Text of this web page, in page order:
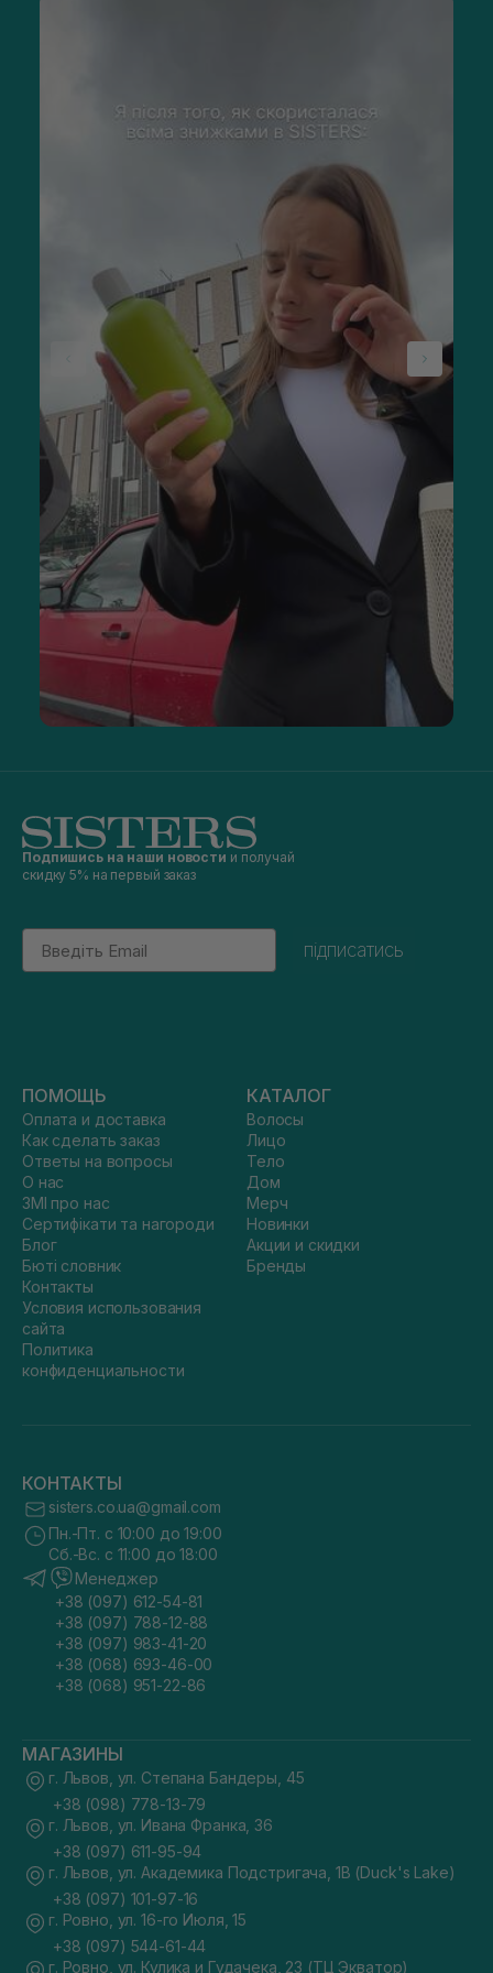
Подпишись на наши новости и получай
скидку 5% на первый заказ
Email
підписатись
ПОМОЩЬ
Оплата и доставка
Как сделать заказ
Ответы на вопросы
О нас
ЗМІ про нас
Сертифікати та нагороди
Блог
Бюті словник
Контакты
Условия использования
сайта
Политика
конфиденциальности
КАТАЛОГ
Волосы
Лицо
Тело
Дом
Мерч
Новинки
Акции и скидки
Бренды
КОНТАКТЫ
sisters.co.ua@gmail.com
Пн.-Пт. с 10:00 до 19:00
Сб.-Вс. с 11:00 до 18:00
Менеджер
+38 (097) 612-54-81
+38 (097) 788-12-88
+38 (097) 983-41-20
+38 (068) 693-46-00
+38 (068) 951-22-86
МАГАЗИНЫ
г. Львов, ул. Степана Бандеры, 45
+38 (098) 778-13-79
г. Львов, ул. Ивана Франка, 36
+38 (097) 611-95-94
г. Львов, ул. Академика Подстригача, 1В (Duck's Lake)
+38 (097) 101-97-16
г. Ровно, ул. 16-го Июля, 15
+38 (097) 544-61-44
г. Ровно, ул. Кулика и Гудачека, 23 (ТЦ Экватор)